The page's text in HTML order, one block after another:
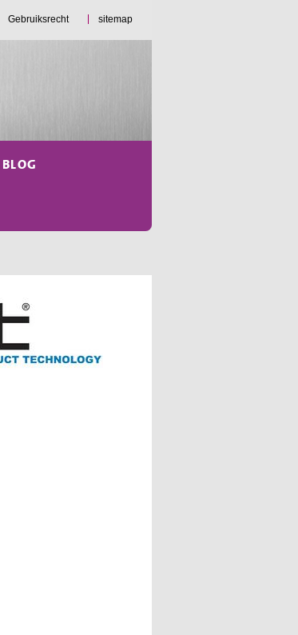
Gebruiksrecht sitemap
BLOG